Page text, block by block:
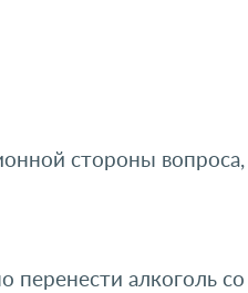
стороны
алкоголь